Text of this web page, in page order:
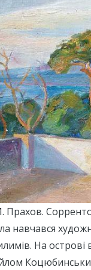
Прахов.
навчався
На острові